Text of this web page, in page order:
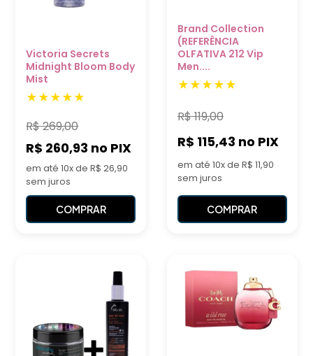
Victoria Secrets
Midnight Bloom Body
Mist
R$269,00
R$ 260,93 no PIX
em até 10x de R$ 26,90
sem juros
COMPRAR
Brand Collection
(REFERÊNCIA
OLFATIVA 212 Vip
Men....
R$119,00
R$ 115,43 no PIX
em até 10x de R$ 11,90
sem juros
COMPRAR